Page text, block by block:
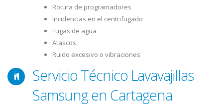
Rotura de programadores
Incidencias en el centrifugado
Fugas de agua
Atascos
Ruido excesivo o vibraciones
Servicio Técnico Lavavajillas
Samsung en Cartagena